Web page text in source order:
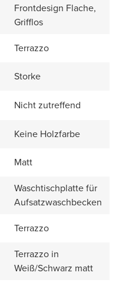
Frontdesign Flache,
Grifflos
Terrazzo
Storke
Nicht zutreffend
Keine Holzfarbe
Matt
Waschtischplatte für
Aufsatzwaschbecken
Terrazzo
Terrazzo in
Weiß/Schwarz matt